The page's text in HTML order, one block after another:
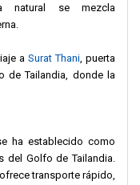
natural se mezcla
a Surat Thani, puerta
de Tailandia, donde la
ha establecido como
del Golfo de Tailandia.
transporte rápido,